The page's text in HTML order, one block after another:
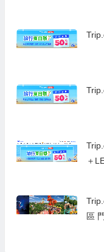
＋
區